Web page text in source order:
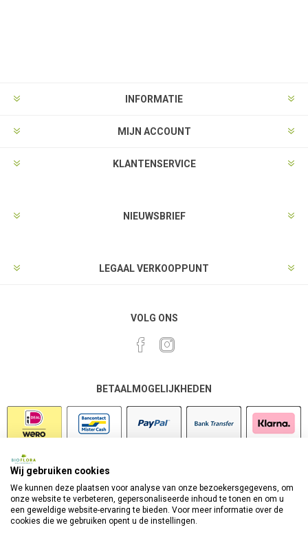
INFORMATIE
MIJN ACCOUNT
KLANTENSERVICE
NIEUWSBRIEF
LEGAAL VERKOOPPUNT
VOLG ONS
BETAALMOGELIJKHEDEN
Wij gebruiken cookies
We kunnen deze plaatsen voor analyse van onze bezoekersgegevens, om
onze website te verbeteren, gepersonaliseerde inhoud te tonen en om u
een geweldige website-ervaring te bieden. Voor meer informatie over de
cookies die we gebruiken opent u de instellingen.